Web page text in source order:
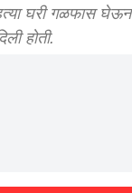
घरी गळफास घेऊन
होती.